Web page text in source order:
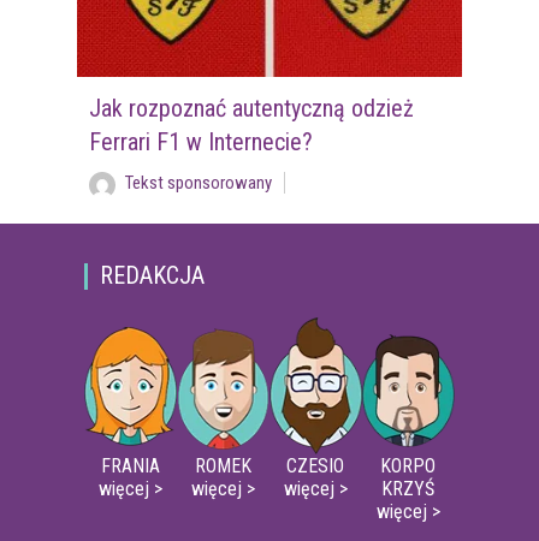
Jak rozpoznać autentyczną odzież
Ferrari F1 w Internecie?
Tekst sponsorowany
REDAKCJA
FRANIA
więcej >
ROMEK
więcej >
CZESIO
więcej >
KORPO
KRZYŚ
więcej >